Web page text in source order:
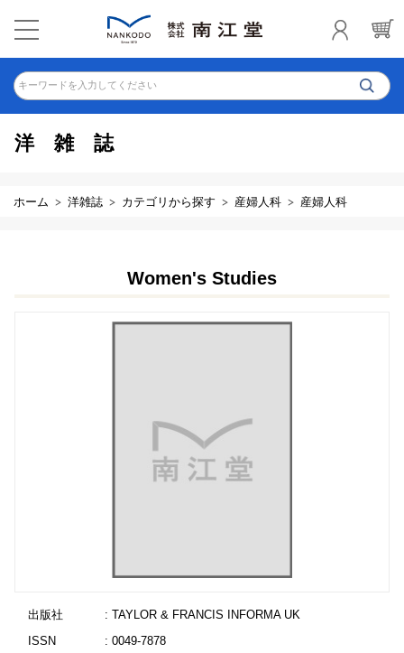
キーワードを入力してください
洋雑誌
ホーム 洋雑誌 カテゴリから探す 産婦人科 産婦人科
Women's Studies
出版社
: TAYLOR & FRANCIS INFORMA UK
ISSN
: 0049-7878